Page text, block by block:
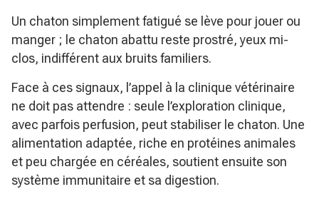
Un chaton simplement fatigué se lève pour jouer ou
manger ; le chaton abattu reste prostré, yeux mi-
clos, indifférent aux bruits familiers.
Face à ces signaux, l’appel à la clinique vétérinaire
ne doit pas attendre : seule l’exploration clinique,
avec parfois perfusion, peut stabiliser le chaton. Une
alimentation adaptée, riche en protéines animales
et peu chargée en céréales, soutient ensuite son
système immunitaire et sa digestion.